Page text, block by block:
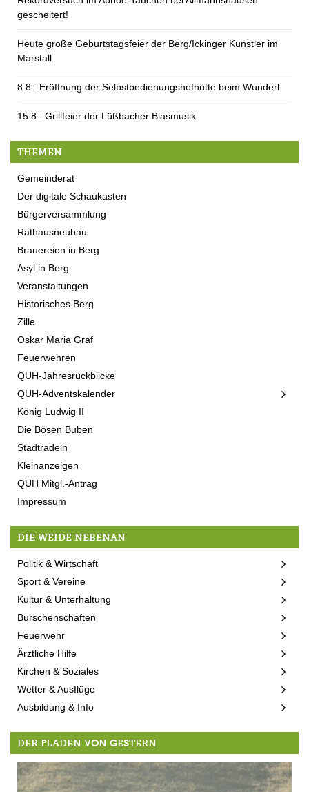
gescheitert!
Heute große Geburtstagsfeier der Berg/Ickinger Künstler im
Marstall
8.8.: Eröffnung der Selbstbedienungshofhütte beim Wunderl
15.8.: Grillfeier der Lüßbacher Blasmusik
THEMEN
Gemeinderat
Der digitale Schaukasten
Bürgerversammlung
Rathausneubau
Brauereien in Berg
Asyl in Berg
Veranstaltungen
Historisches Berg
Zille
Oskar Maria Graf
Feuerwehren
QUH-Jahresrückblicke
QUH-Adventskalender
König Ludwig II
Die Bösen Buben
Stadtradeln
Kleinanzeigen
QUH Mitgl.-Antrag
Impressum
DIE WEIDE NEBENAN
Politik & Wirtschaft
Sport & Vereine
Kultur & Unterhaltung
Burschenschaften
Feuerwehr
Ärztliche Hilfe
Kirchen & Soziales
Wetter & Ausflüge
Ausbildung & Info
DER FLADEN VON GESTERN